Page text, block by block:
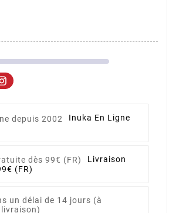
Inuka En Ligne
Livraison
(FR)